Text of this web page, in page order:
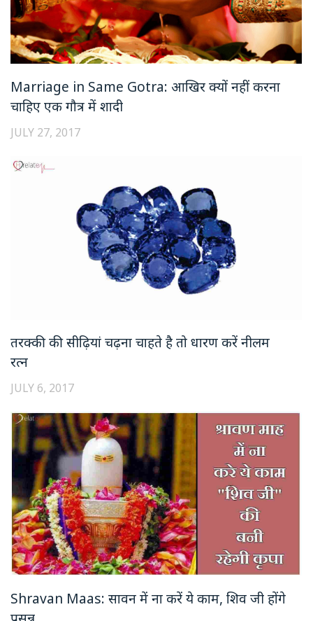
Marriage in Same Gotra: आखिर क्यों नहीं करना
चाहिए एक गौत्र में शादी
JULY 27, 2017
तरक्की की सीढ़ियां चढ़ना चाहते है तो धारण करें नीलम
रत्न
JULY 6, 2017
Shravan Maas: सावन में ना करें ये काम, शिव जी होंगे